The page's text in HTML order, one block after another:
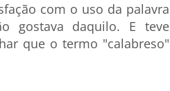
com o uso da palavra
gostava daquilo. E teve
que o termo "calabreso"